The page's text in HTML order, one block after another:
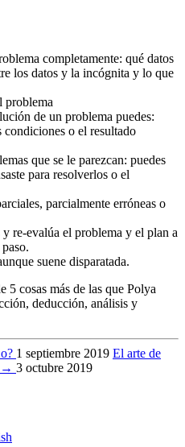
completamente: qué datos
los datos y la incógnita y lo que
problema
de un problema puedes:
condiciones o el resultado
que se le parezcan: puedes
para resolverlos o el
parcialmente erróneas o
y re-evalúa el problema y el plan a
suene disparatada.
5 cosas más de las que Polya
deducción, análisis y
1 septiembre 2019 El arte de
→ 3 octubre 2019